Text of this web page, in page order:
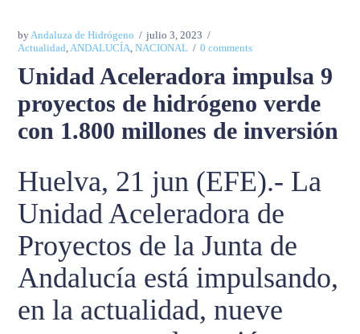
byAndaluza de Hidrógeno
julio 3, 2023
Actualidad,ANDALUCÍA,NACIONAL 0 comments
Unidad Aceleradora impulsa 9
proyectos de hidrógeno verde
con 1.800 millones de inversión
Huelva, 21 jun (EFE).- La
Unidad Aceleradora de
Proyectos de la Junta de
Andalucía está impulsando,
en la actualidad, nueve